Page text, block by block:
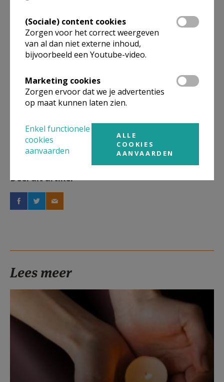
Gepubliceerd door
Beringen onze parochies
Meer
Artikel
Deel dit artikel
Lees meer
(Sociale) content cookies
Zorgen voor het correct weergeven
van al dan niet externe inhoud,
bijvoorbeeld een Youtube-video.
Marketing cookies
Zorgen ervoor dat we je advertenties
op maat kunnen laten zien.
Enkel functionele
cookies
aanvaarden
ALLE
COOKIES
AANVAARDEN